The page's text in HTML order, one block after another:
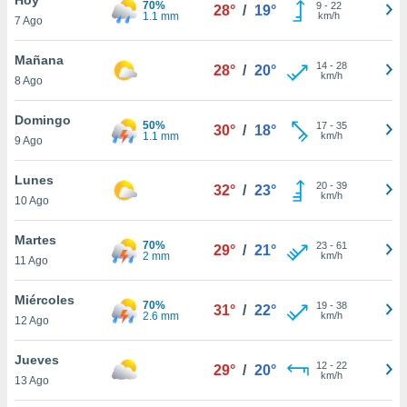
y
en
más
de
7 Ago
70%
1.1 mm
28° / 19° 9- 22
km/h
Mañana
8 Ago
28° / 20° 14- 28
km/h
Domingo
9 Ago
50%
1.1 mm
30° / 18° 17- 35
km/h
Lunes
10 Ago
32° / 23° 20- 39
km/h
Martes
11 Ago
70%
2 mm
29° / 21° 23- 61
km/h
Miércoles
12 Ago
70%
2.6 mm
31° / 22° 19- 38
km/h
Jueves
13 Ago
29° / 20° 12- 22
km/h